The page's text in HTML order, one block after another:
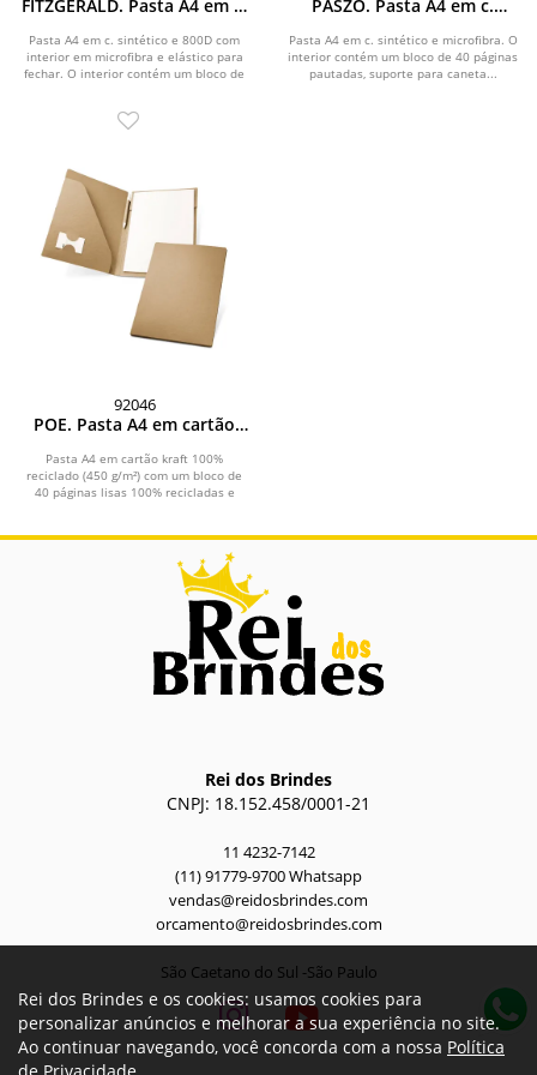
FITZGERALD. Pasta A4 em c.
interior em microfibra e
bloco com páginas
pautadas
Pasta A4 em c. sintético e 800D com
interior em microfibra e elástico para
fechar. O interior contém um bloco de
PASZO. Pasta A4 em c.
bloco de páginas pautadas
Pasta A4 em c. sintético e microfibra. O
interior contém um bloco de 40 páginas
pautadas, suporte para caneta...
92046
POE. Pasta A4 em cartão
g/m²), com bloco de páginas
lisas recicladas
Pasta A4 em cartão kraft 100%
reciclado (450 g/m²) com um bloco de
40 páginas lisas 100% recicladas e
Rei dos Brindes
CNPJ: 18.152.458/0001-21
11 4232-7142
(11) 91779-9700 Whatsapp
vendas@reidosbrindes.com
orcamento@reidosbrindes.com
São Caetano do Sul -São Paulo
Rei dos Brindes e os cookies: usamos cookies para
personalizar anúncios e melhorar a sua experiência no site.
Ao continuar navegando, você concorda com a nossa Política